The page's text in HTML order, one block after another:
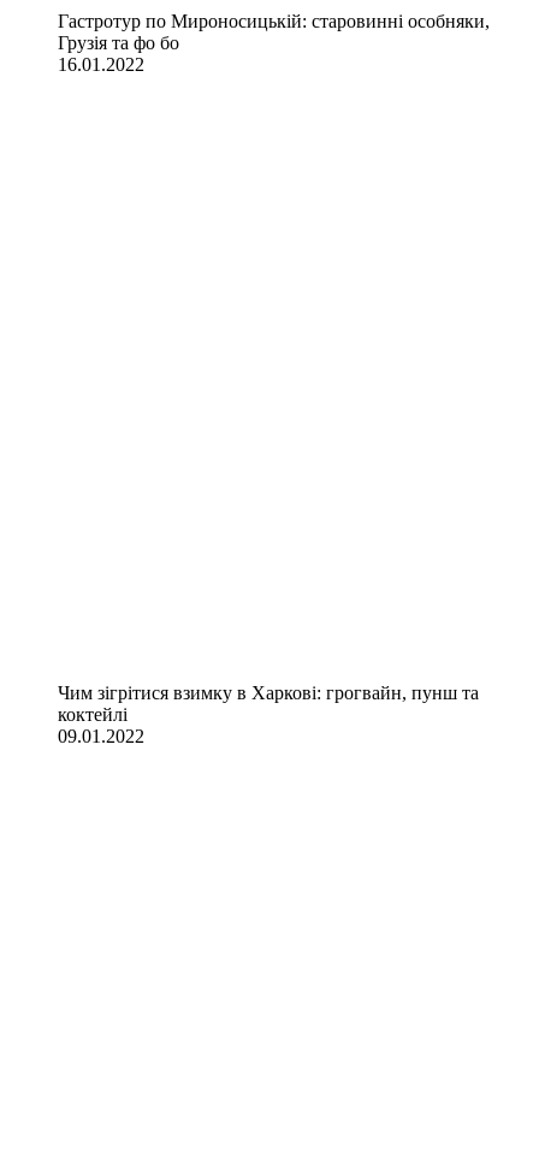
Гастротур по Мироносицькій: старовинні особняки,
Грузія та фо бо
16.01.2022
Чим зігрітися взимку в Харкові: грогвайн, пунш та
коктейлі
09.01.2022